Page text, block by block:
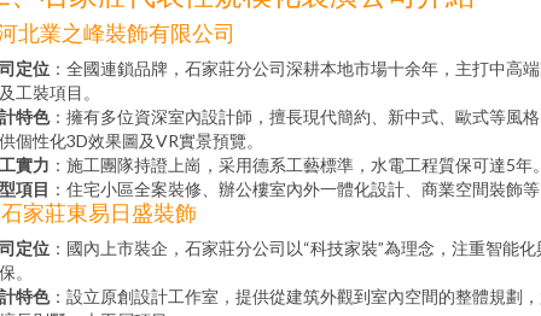
河北業之峰裝飾有限公司
定位 ：全國連鎖品牌，石家莊分公司深耕本地市場十余年，主打中高
工裝項目。
特色：擁有多位資深室內設計師，擅長現代簡約、新中式、歐式等風
個性化3D效果圖及VR實景預覽。
實力 ：施工團隊持證上崗，采用德系工藝標準，水電工程質保可達5年
項目 ：住宅小區全案裝修、辦公樓室內外一體化設計、商業空間裝飾
石家莊東易日盛裝飾
定位 ：國內上市裝企，石家莊分公司以“科技家裝”為理念，注重智能化
。
特色：設立原創設計工作室，提供從建筑外觀到室內空間的整體規劃